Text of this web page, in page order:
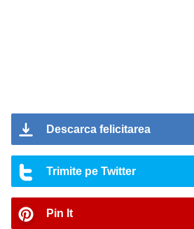
Descarca felicitarea
Trimite pe Twitter
Pin It